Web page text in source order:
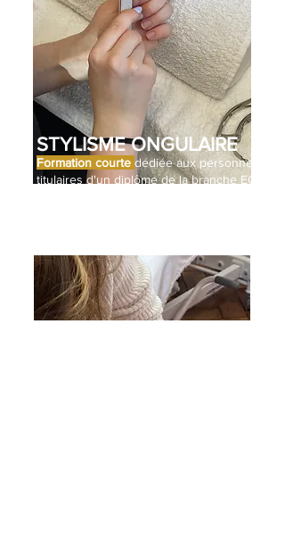
Formation courte dédiée aux personnes
titulaires d'un diplôme de la branche ECP
STYLISME ONGULAIRE